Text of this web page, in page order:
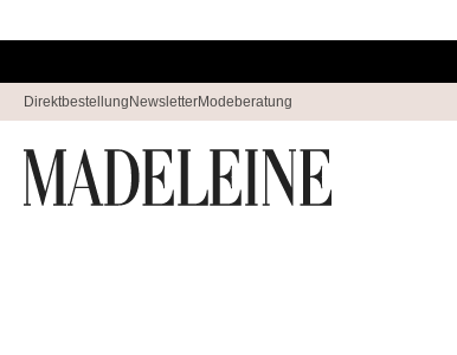
Direktbestellung NewsletterModeberatung